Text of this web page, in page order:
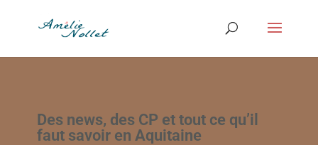
Des news, des CP et tout ce qu’il
faut savoir en Aquitaine